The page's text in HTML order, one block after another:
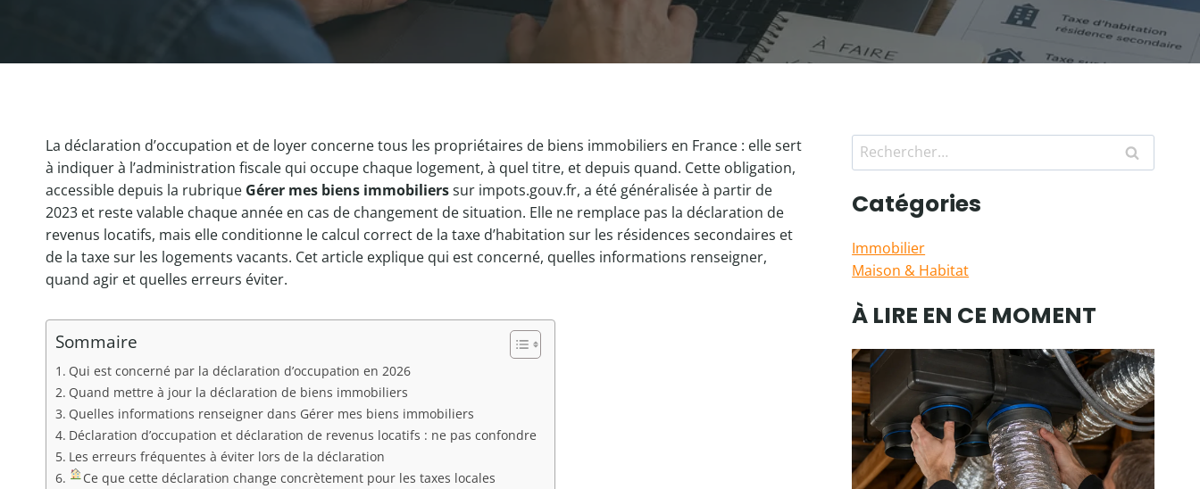
La déclaration d’occupation et de loyer concerne tous les propriétaires de biens immobiliers en France : elle sert
à indiquer à l’administration fiscale qui occupe chaque logement, à quel titre, et depuis quand. Cette obligation,
accessible depuis la rubrique Gérer mes biens immobilierssur impots.gouv.fr, a été généralisée à partir de
2023 et reste valable chaque année en cas de changement de situation. Elle ne remplace pas la déclaration de
revenus locatifs, mais elle conditionne le calcul correct de la taxe d’habitation sur les résidences secondaires et
de la taxe sur les logements vacants. Cet article explique qui est concerné, quelles informations renseigner,
quand agir et quelles erreurs éviter.
Sommaire
Qui est concerné par la déclaration d’occupation en 2026
Quand mettre à jour la déclaration de biens immobiliers
Quelles informations renseigner dans Gérer mes biens immobiliers
Déclaration d’occupation et déclaration de revenus locatifs : ne pas confondre
Les erreurs fréquentes à éviter lors de la déclaration
Ce que cette déclaration change concrètement pour les taxes locales
Rechercher :
Catégories
Immobilier
Maison & Habitat
À LIRE EN CE MOMENT